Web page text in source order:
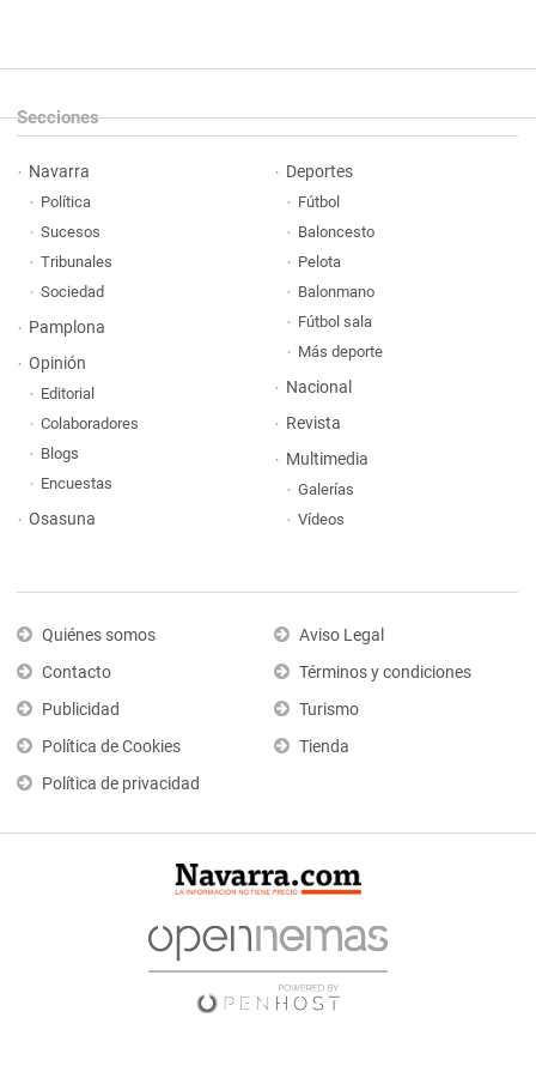
Secciones
Navarra
Política
Sucesos
Tribunales
Sociedad
Pamplona
Opinión
Editorial
Colaboradores
Blogs
Encuestas
Osasuna
Deportes
Fútbol
Baloncesto
Pelota
Balonmano
Fútbol sala
Más deporte
Nacional
Revista
Multimedia
Galerías
Vídeos
Quiénes somos
Contacto
Publicidad
Política de Cookies
Política de privacidad
Aviso Legal
Términos y condiciones
Turismo
Tienda